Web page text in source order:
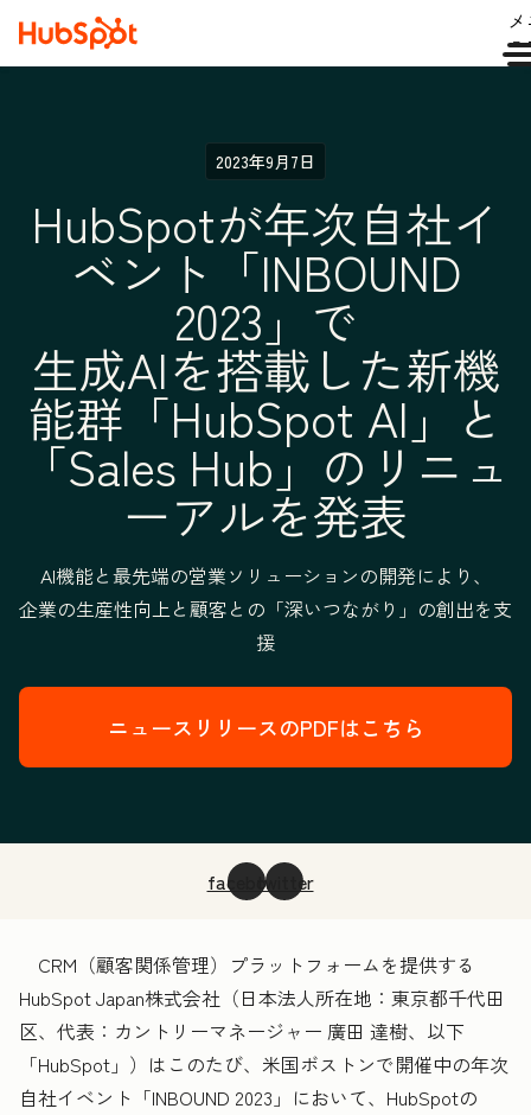
2023年9月7日
HubSpotが年次自社イ
ベント「INBOUND
2023」で
生成AIを搭載した新機
能群「HubSpot AI」と
「Sales Hub」のリニュ
ーアルを発表
AI機能と最先端の営業ソリューションの開発により、
企業の生産性向上と顧客との「深いつながり」の創出を支
援
ニュースリリースのPDFはこちら
facebooktwitter
CRM（顧客関係管理）プラットフォームを提供する
HubSpot Japan株式会社（日本法人所在地：東京都千代田
区、代表：カントリーマネージャー 廣田 達樹、以下
「HubSpot」）はこのたび、米国ボストンで開催中の年次
自社イベント「INBOUND 2023」において、HubSpotの